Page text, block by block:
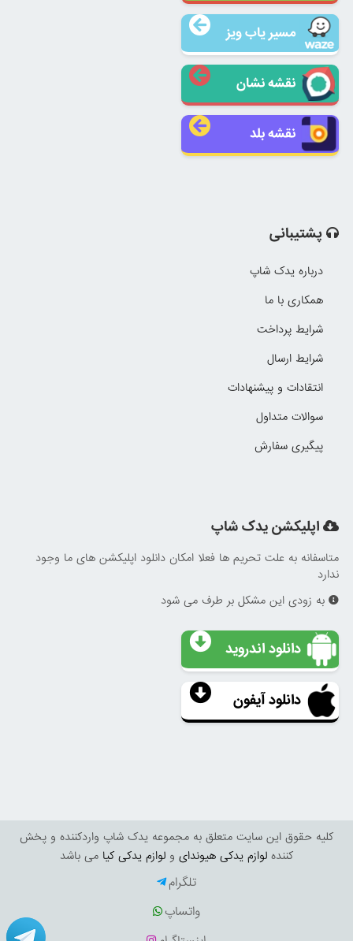
مسیر یاب ویز
نقشه نشان
نقشه بلد
پشتیبانی
درباره یدک شاپ
همکاری با ما
شرایط پرداخت
شرایط ارسال
انتقادات و پیشنهادات
سوالات متداول
پیگیری سفارش
اپلیکشن یدک شاپ
متاسفانه به علت تحریم ها فعلا امکان دانلود اپلیکشن های ما وجود
ندارد
به زودی این مشکل بر طرف می شود
دانلود اندروید
دانلود آیفون
کليه حقوق اين سايت متعلق به مجموعه یدک شاپ واردکننده و پخش
کننده لوازم یدکی هیوندای و لوازم یدکی کیا می باشد
تلگرام
واتساپ